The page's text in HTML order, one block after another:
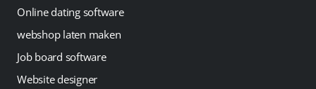
Online dating software
webshop laten maken
Job board software
Website designer